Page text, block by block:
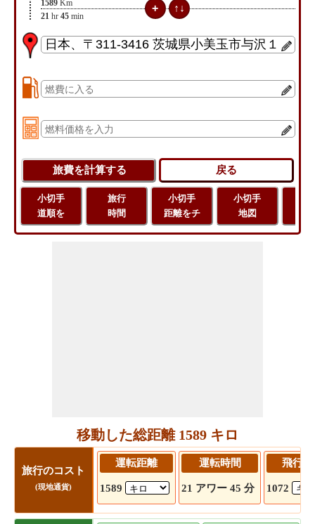
1589 Km
21 hr 45 min
小切手
道順を
旅行
時間
小切手
距離をチ
小切手
地図
移動した総距離 1589 キロ
旅行のコスト
(現地通貨)
運転距離
1589
運転時間
21 アワー 45 分
飛行
1072